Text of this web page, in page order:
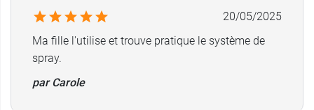
20/05/2025
Ma fille l'utilise et trouve pratique le système de
spray.
par Carole